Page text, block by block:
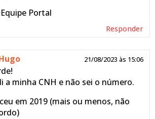
Equipe Portal
Responder
21/08/2023 às 15:06
a minha CNH e não sei o número.
em 2019 (mais ou menos, não